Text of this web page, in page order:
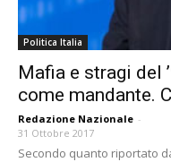
Politica Italia
Mafia e stragi del
come mandante.
Redazione Nazionale -
31 Ottobre 2017
Secondo quanto riportato